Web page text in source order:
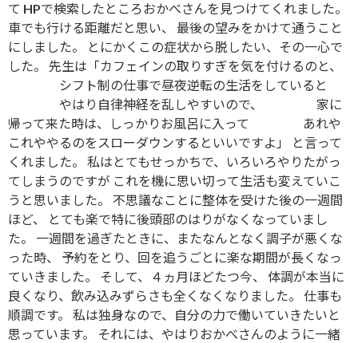
て HPで検索したところおかべさんを見つけてくれました。
車でも行ける距離だと思い、 最後の望みをかけて通うこと
にしました。 とにかくこの症状から脱したい、その一心で
した。 先生は「カフェインの取りすぎを気を付けるのと、
シフト制の仕事で昼夜逆転の生活をしていると
やはり自律神経を乱しやすいので、 家に
帰って来た時は、しっかりお風呂に入って あれや
これややるのをスローダウンするといいですよ」 と言って
くれました。 私はとてもせっかちで、いろいろやりたがっ
てしまうのですが これを機に思い切って生活も変えていこ
うと思いました。 不思議なことに整体を受けた後の一週間
ほど、 とても楽で特に後頭部のはりがなくなっていまし
た。 一週間を過ぎたときに、またなんとなく調子が悪くな
った時、 予約をとり、回を追うごとに楽な期間が長くなっ
ていきました。 そして、４ヵ月ほどたつ今、 体調が本当に
良くなり、飲み込みずらさも全くなくなりました。 仕事も
順調です。 私は独身なので、自分の力で働いていきたいと
思っています。 それには、やはりおかべさんのように一緒